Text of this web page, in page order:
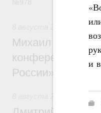
и
Михаил
конференции
России»